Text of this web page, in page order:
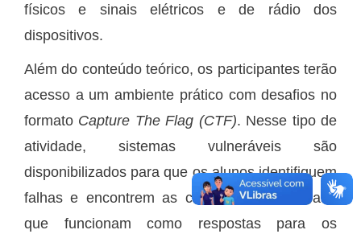
físicos e sinais elétricos e de rádio dos
dispositivos.
Além do conteúdo teórico, os participantes terão
acesso a um ambiente prático com desafios no
formato Capture The Flag (CTF). Nesse tipo de
atividade, sistemas vulneráveis são
disponibilizados para que os alunos identifiquem
falhas e encontrem as chamadas “bandeiras”,
que funcionam como respostas para os